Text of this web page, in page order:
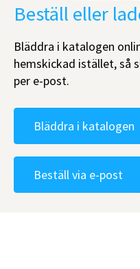
Beställ eller
Bläddra i katalogen
hemskickad istället, så
per e-post.
Bläddra i katalogen
Beställ via e-post